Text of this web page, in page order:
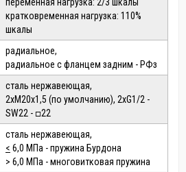
кратковременная нагрузка: 110%
шкалы
радиальное,
радиальное с фланцем задним - РФз
сталь нержавеющая,
2хМ20х1,5 (по умолчанию), 2хG1/2 -
SW22 - □22
сталь нержавеющая,
< 6,0 МПа - пружина Бурдона
> 6,0 МПа - многовитковая пружина